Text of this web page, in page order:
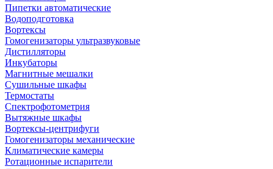
Пипетки автоматические
Водоподготовка
Вортексы
Гомогенизаторы ультразвуковые
Дистилляторы
Инкубаторы
Магнитные мешалки
Сушильные шкафы
Термостаты
Спектрофотометрия
Вытяжные шкафы
Вортексы-центрифуги
Гомогенизаторы механические
Климатические камеры
Ротационные испарители